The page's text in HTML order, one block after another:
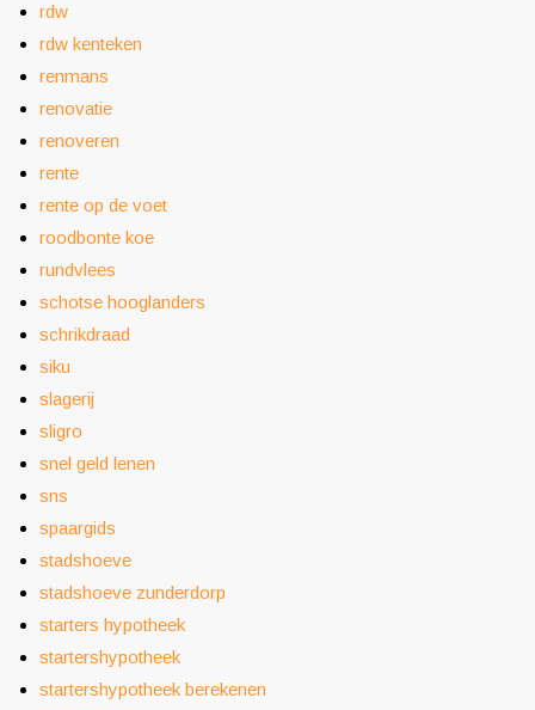
rdw
rdw kenteken
renmans
renovatie
renoveren
rente
rente op de voet
roodbonte koe
rundvlees
schotse hooglanders
schrikdraad
siku
slagerij
sligro
snel geld lenen
sns
spaargids
stadshoeve
stadshoeve zunderdorp
starters hypotheek
startershypotheek
startershypotheek berekenen